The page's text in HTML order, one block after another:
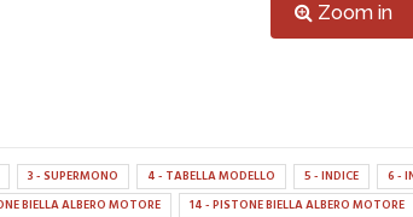
Zoom in
3 - SUPERMONO 4 - TABELLA MODELLO 5 - INDICE 6 -
BIELLA ALBERO MOTORE 14 - PISTONE BIELLA ALBERO MOTORE